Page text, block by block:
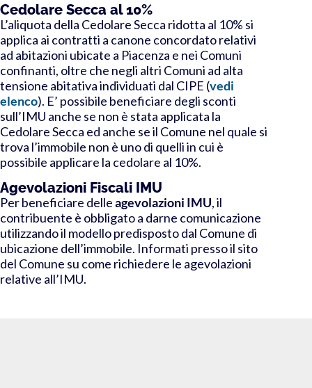
Cedolare Secca al 10%
L’aliquota della Cedolare Secca ridotta al 10% si
applica ai contratti a canone concordato relativi
ad abitazioni ubicate a Piacenza e nei Comuni
confinanti, oltre che negli altri Comuni ad alta
tensione abitativa individuati dal CIPE (vedi
elenco). E’ possibile beneficiare degli sconti
sull’IMU anche se non è stata applicata la
Cedolare Secca ed anche se il Comune nel quale si
trova l’immobile non è uno di quelli in cui è
possibile applicare la cedolare al 10%.
Agevolazioni Fiscali IMU
Per beneficiare delleagevolazioni IMU, il
contribuente è obbligato a darne comunicazione
utilizzando il modello predisposto dal Comune di
ubicazione dell’immobile. Informati presso il sito
del Comune su come richiedere le agevolazioni
relative all’IMU.